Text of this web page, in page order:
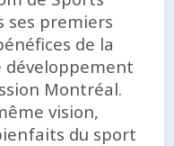
ses premiers
de la
développement
Montréal.
vision,
du sport